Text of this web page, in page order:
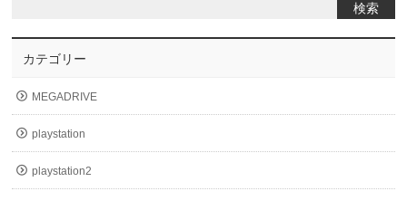
カテゴリー
MEGADRIVE
playstation
playstation2